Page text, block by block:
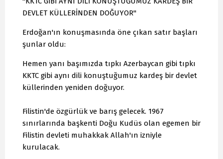
DEVLET KÜLLERİNDEN DOĞUYOR"
Erdoğan'ın konuşmasında öne çıkan satır başları
şunlar oldu:
Hemen yanı başımızda tıpkı Azerbaycan gibi tıpkı
KKTC gibi aynı dili konuştuğumuz kardeş bir devlet
küllerinden yeniden doğuyor.
Filistin'de özgürlük ve barış gelecek. 1967
sınırlarında başkenti Doğu Kudüs olan egemen bir
Filistin devleti muhakkak Allah'ın izniyle
kurulacak.